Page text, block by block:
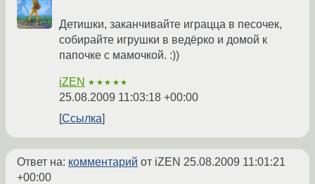
Детишки, заканчивайте играцца в песочек,
собирайте игрушки в ведёрко и домой к
папочке с мамочкой. :))
iZEN ★★★★★
25.08.2009 11:03:18 +00:00
Ссылка
Ответ на: комментарий от iZEN 25.08.2009 11:01:21
+00:00